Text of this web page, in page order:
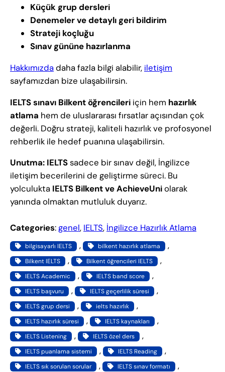
Küçük grup dersleri
Denemeler ve detaylı geri bildirim
Strateji koçluğu
Sınav gününe hazırlanma
Hakkımızdadaha fazla bilgi alabilir, iletişim
sayfamızdan bize ulaşabilirsin.
IELTS sınavı Bilkent öğrencileri için hem hazırlık
atlama hem de uluslararası fırsatlar açısından çok
değerli. Doğru strateji, kaliteli hazırlık ve profosyonel
rehberlik ile hedef puanına ulaşabilirsin.
Unutma: IELTSsadece bir sınav değil, İngilizce
iletişim becerilerini de geliştirme süreci. Bu
yolculukta IELTS Bilkent ve AchieveUniolarak
yanında olmaktan mutluluk duyarız.
Categories:genel, IELTS, İngilizce Hazırlık Atlama
bilgisayarlı IELTS , bilkent hazırlık atlama ,
Bilkent IELTS , Bilkent öğrencileri IELTS ,
IELTS Academic , IELTS band score ,
IELTS başvuru , IELTS geçerlilik süresi ,
IELTS grup dersi , ielts hazırlık ,
IELTS hazırlık süresi , IELTS kaynakları ,
IELTS Listening , IELTS özel ders ,
IELTS puanlama sistemi , IELTS Reading ,
IELTS sık sorulan sorular , IELTS sınav formatı ,